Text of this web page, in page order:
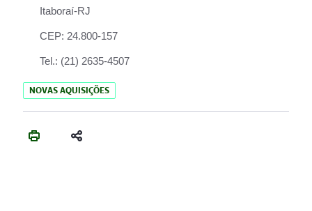
Itaboraí-RJ
CEP: 24.800-157
Tel.: (21) 2635-4507
NOVAS AQUISIÇÕES